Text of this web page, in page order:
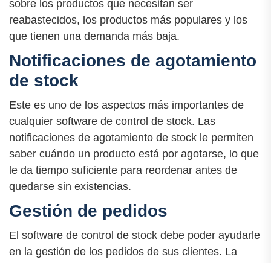
sobre los productos que necesitan ser
reabastecidos, los productos más populares y los
que tienen una demanda más baja.
Notificaciones de agotamiento
de stock
Este es uno de los aspectos más importantes de
cualquier software de control de stock. Las
notificaciones de agotamiento de stock le permiten
saber cuándo un producto está por agotarse, lo que
le da tiempo suficiente para reordenar antes de
quedarse sin existencias.
Gestión de pedidos
El software de control de stock debe poder ayudarle
en la gestión de los pedidos de sus clientes. La